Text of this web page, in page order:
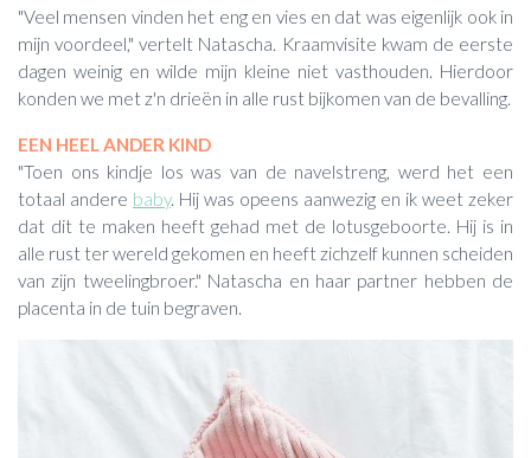
"Veel mensen vinden het eng en vies en dat was eigenlijk ook in
mijn voordeel," vertelt Natascha. Kraamvisite kwam de eerste
dagen weinig en wilde mijn kleine niet vasthouden. Hierdoor
konden we met z'n drieën in alle rust bijkomen van de bevalling.
EEN HEEL ANDER KIND
"Toen ons kindje los was van de navelstreng, werd het een
totaal andere baby. Hij was opeens aanwezig en ik weet zeker
dat dit te maken heeft gehad met de lotusgeboorte. Hij is in
alle rust ter wereld gekomen en heeft zichzelf kunnen scheiden
van zijn tweelingbroer." Natascha en haar partner hebben de
placenta in de tuin begraven.